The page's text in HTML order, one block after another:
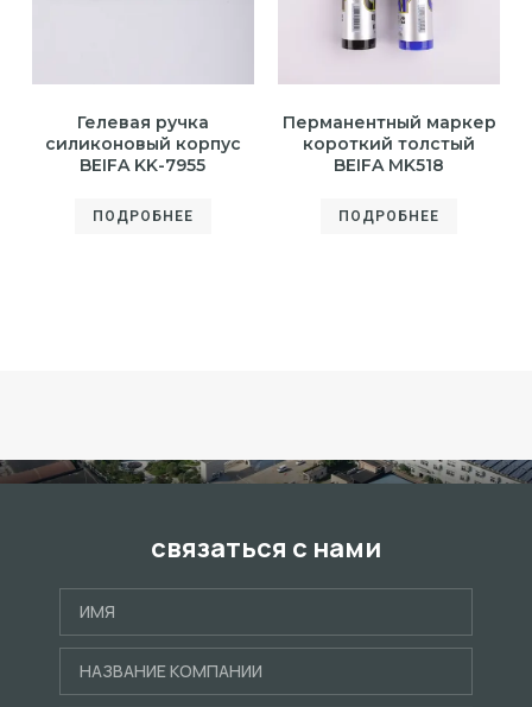
Гелевая ручка
силиконовый корпус
BEIFA KK-7955
ПОДРОБНЕЕ
Перманентный маркер
короткий толстый
BEIFA MK518
ПОДРОБНЕЕ
связаться с нами